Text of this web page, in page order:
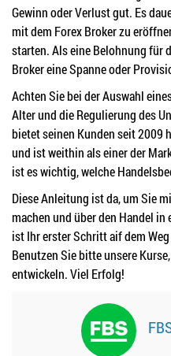
Gewinn oder Verlust gut. Es
mit dem Forex Broker zu
starten. Als eine Belohnung für
Broker eine Spanne oder
Achten Sie bei der Auswahl
Alter und die Regulierung des
bietet seinen Kunden seit 2009
und ist weithin als einer der
ist es wichtig, welche
Diese Anleitung ist da, um Sie
machen und über den Handel
ist Ihr erster Schritt aif dem
Benutzen Sie bitte unsere
entwickeln. Viel Erfolg!